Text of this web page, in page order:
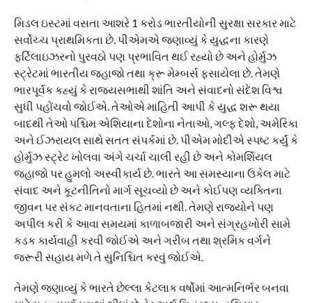
મિડલ ઇસ્ટમાં વસતા આશરે 1 કરોડ ભારતીયોની સુરક્ષા સરકાર માટે
સર્વોચ્ચ પ્રાથમિકતા છે. પીએમએ જણાવ્યું કે યુદ્ધના કારણે
ફર્ટિલાઇઝરનો પુરવઠો પણ પ્રભાવિત થઈ રહ્યો છે અને હોર્મુઝ
સ્ટ્રેટમાં ભારતીય જહાજો તથા ક્રૂ મેમ્બર્સ ફસાયેલા છે. તેમણે
ભારપૂર્વક કહ્યું કે રાજ્યસભાથી શાંતિ અને સંવાદનો સંદેશ વિશ્વ
સુધી પહોંચવો જોઈએ. તેઓએ માહિતી આપી કે યુદ્ધ શરૂ થયા
બાદથી તેઓ પશ્ચિમ એશિયાના દેશોના નેતાઓ, ગલ્ફ દેશો, અમેરિકા
અને ઈઝરાયલ સાથે સતત સંપર્કમાં છે. પીએમ મોદીએ સ્પષ્ટ કર્યું કે
હોર્મુઝ સ્ટ્રેટ ખોલવા અંગે ચર્ચા ચાલી રહી છે અને કોમર્શિયલ
જહાજો પર હુમલો અસ્વીકાર્ય છે. ભારતે આ સમસ્યાના ઉકેલ માટે
સંવાદ અને કૂટનીતિનો માર્ગ સૂચવ્યો છે અને કોઈપણ વ્યક્તિના
જીવન પર સંકટ માનવતાના હિતમાં નથી. તેમણે રાજ્યોને પણ
અપીલ કરી કે આવા સમયમાં કાળાબજારી અને સંગ્રહખોરી સામે
કડક કાર્યવાહી કરવી જોઈએ અને ગરીબ તથા શ્રમિક વર્ગને
જરૂરી સહાય મળે તે સુનિશ્ચિત કરવું જોઈએ.
તેમણે જણાવ્યું કે ભારતે છેલ્લા કેટલાક વર્ષોમાં આત્મનિર્ભર બનવા